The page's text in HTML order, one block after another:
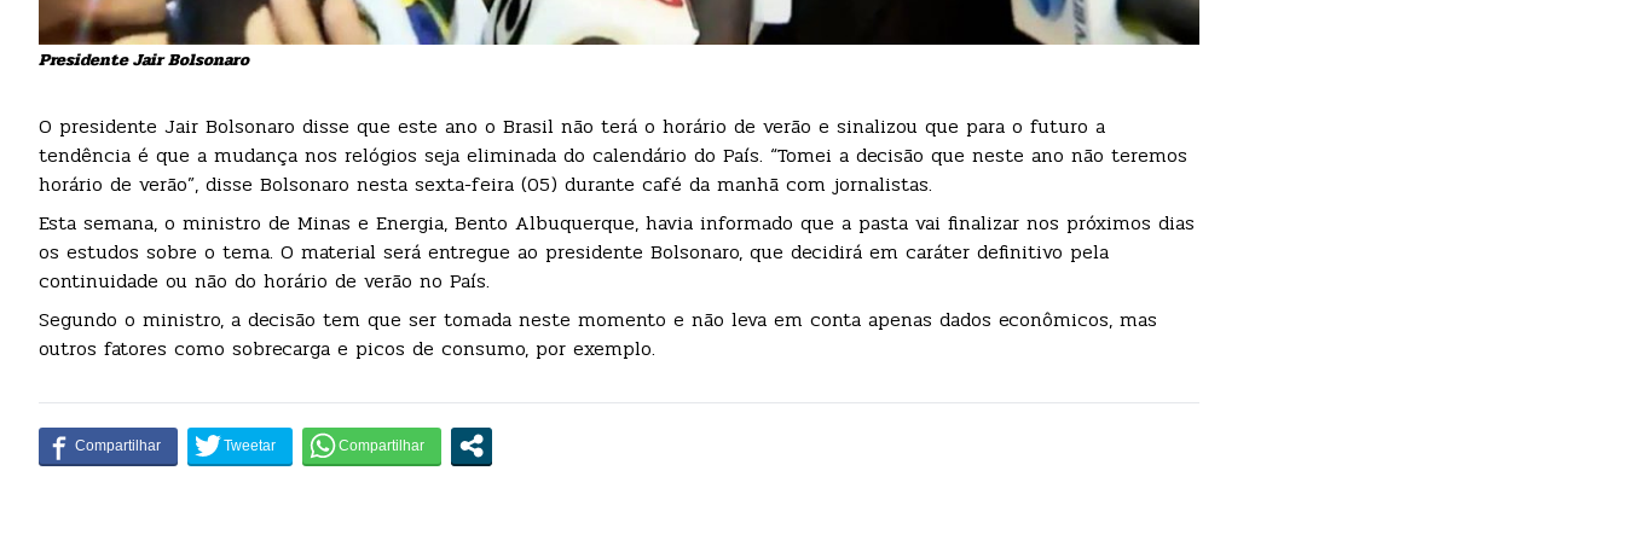
Presidente Jair Bolsonaro
O presidente Jair Bolsonaro disse que este ano o Brasil não terá o horário de verão e sinalizou que para o futuro a
tendência é que a mudança nos relógios seja eliminada do calendário do País. “Tomei a decisão que neste ano não teremos
horário de verão”, disse Bolsonaro nesta sexta-feira (05) durante café da manhã com jornalistas.
Esta semana, o ministro de Minas e Energia, Bento Albuquerque, havia informado que a pasta vai finalizar nos próximos dias
os estudos sobre o tema. O material será entregue ao presidente Bolsonaro, que decidirá em caráter definitivo pela
continuidade ou não do horário de verão no País.
Segundo o ministro, a decisão tem que ser tomada neste momento e não leva em conta apenas dados econômicos, mas
outros fatores como sobrecarga e picos de consumo, por exemplo.